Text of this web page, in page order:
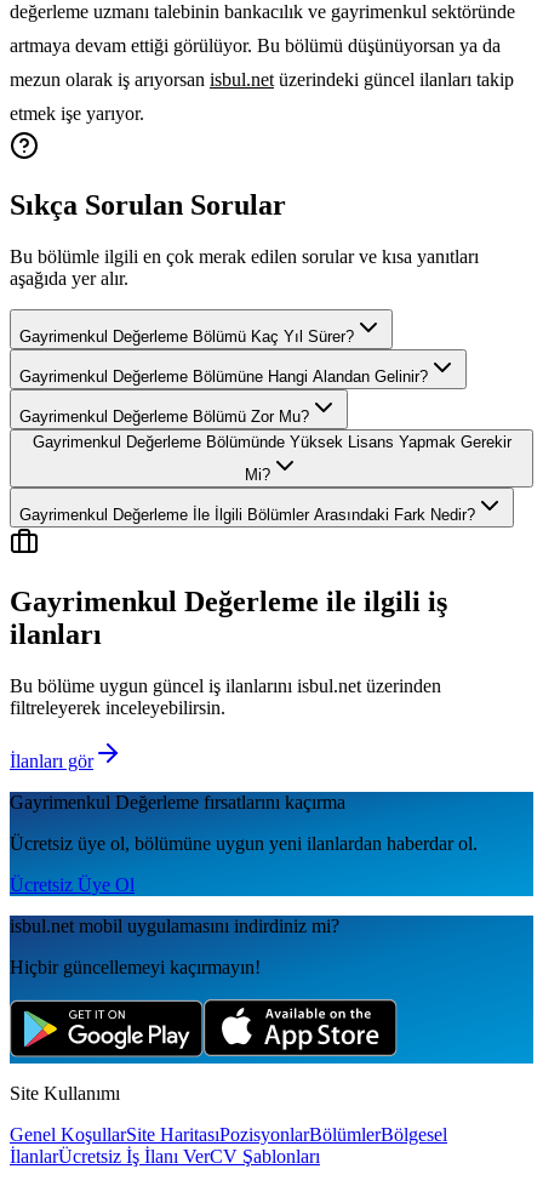
değerleme uzmanı talebinin bankacılık ve gayrimenkul sektöründe
artmaya devam ettiği görülüyor. Bu bölümü düşünüyorsan ya da
mezun olarak iş arıyorsan isbul.netüzerindeki güncel ilanları takip
etmek işe yarıyor.
Sıkça Sorulan Sorular
Bu bölümle ilgili en çok merak edilen sorular ve kısa yanıtları
aşağıda yer alır.
Gayrimenkul Değerleme Bölümü Kaç Yıl Sürer?
Gayrimenkul Değerleme Bölümüne Hangi Alandan Gelinir?
Gayrimenkul Değerleme Bölümü Zor Mu?
Gayrimenkul Değerleme Bölümünde Yüksek Lisans Yapmak Gerekir
Mi?
Gayrimenkul Değerleme İle İlgili Bölümler Arasındaki Fark Nedir?
Gayrimenkul Değerleme ile ilgili iş
ilanları
Bu bölüme uygun güncel iş ilanlarını isbul.net üzerinden
filtreleyerek inceleyebilirsin.
İlanları gör
Gayrimenkul Değerleme fırsatlarını kaçırma
Ücretsiz üye ol, bölümüne uygun yeni ilanlardan haberdar ol.
Ücretsiz Üye Ol
isbul.net mobil uygulamаsını indirdiniz mi?
Hiçbir güncellemeyi kaçırmayın!
Site Kullanımı
Genel KoşullarSite HaritasıPozisyonlarBölümlerBölgesel
İlanlarÜcretsiz İş İlanı VerCV Şablonları